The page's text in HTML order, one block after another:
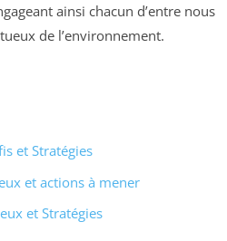
ainsi chacun d’entre nous
de l’environnement.
et Stratégies
et actions à mener
et Stratégies